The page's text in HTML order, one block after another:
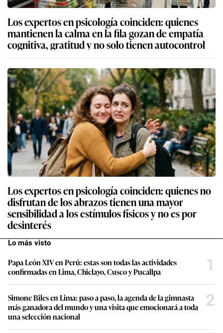
Los expertos en psicología coinciden: quienes
mantienen la calma en la fila gozan de empatía
cognitiva, gratitud y no solo tienen autocontrol
Los expertos en psicología coinciden: quienes no
disfrutan de los abrazos tienen una mayor
sensibilidad a los estímulos físicos y no es por
desinterés
Lo más visto
Papa León XIV en Perú: estas son todas las actividades
confirmadas en Lima, Chiclayo, Cusco y Pucallpa
1
Simone Biles en Lima: paso a paso, la agenda de la gimnasta
más ganadora del mundo y una visita que emocionará a toda
una selección nacional
2